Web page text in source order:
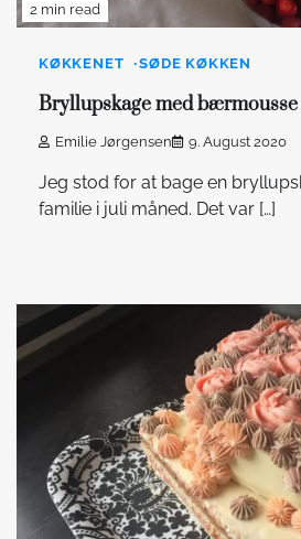
2 min read
KØKKENET SØDE KØKKEN
Bryllupskage med
Emilie Jørgensen 9. August 2020
Jeg stod for at bage en
familie i juli måned. Det var […]